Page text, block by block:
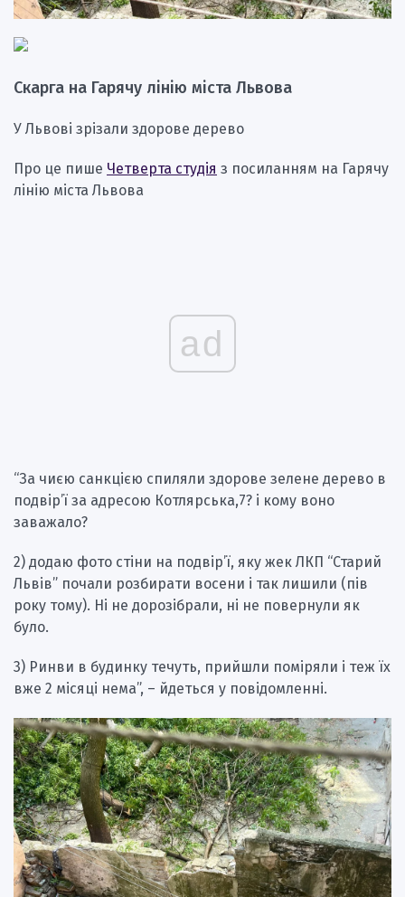
Скарга на Гарячу лінію міста Львова
У Львові зрізали здорове дерево
Про це пише Четверта студія з посиланням на Гарячу
лінію міста Львова
ad
“За чиєю санкцією спиляли здорове зелене дерево в
подвір’ї за адресою Котлярська,7? і кому воно
заважало?
2) додаю фото стіни на подвір’ї, яку жек ЛКП “Старий
Львів” почали розбирати восени і так лишили (пів
року тому). Ні не дорозібрали, ні не повернули як
було.
3) Ринви в будинку течуть, прийшли поміряли і теж їх
вже 2 місяці нема”, – йдеться у повідомленні.